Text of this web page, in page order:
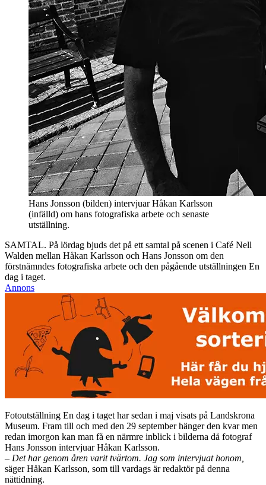
Hans Jonsson (bilden) intervjuar Håkan Karlsson
(infälld) om hans fotografiska arbete och senaste
utställning.
SAMTAL. På lördag bjuds det på ett samtal på scenen i Café Nell
Walden mellan Håkan Karlsson och Hans Jonsson om den
förstnämndes fotografiska arbete och den pågående utställningen En
dag i taget.
Annons
Fotoutställning En dag i taget har sedan i maj visats på Landskrona
Museum. Fram till och med den 29 september hänger den kvar men
redan imorgon kan man få en närmre inblick i bilderna då fotograf
Hans Jonsson intervjuar Håkan Karlsson.
– Det har genom åren varit tvärtom. Jag som intervjuat honom,
säger Håkan Karlsson, som till vardags är redaktör på denna
nättidning.